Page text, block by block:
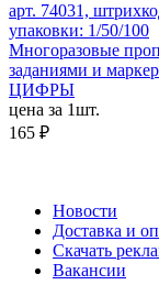
арт. 74031,
упаковки: 1/50/100
Многоразовые
заданиями и
ЦИФРЫ
цена за 1шт.
165 ₽
Новости
Доставка и
Скачать
Вакансии